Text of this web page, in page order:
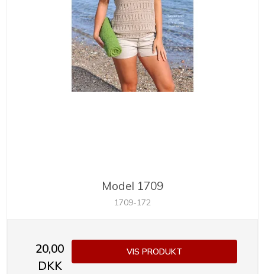
Model 1709
1709-172
20,00
DKK
VIS PRODUKT